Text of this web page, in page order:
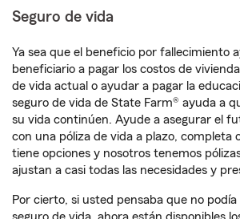
Seguro de vida
Ya sea que el beneficio por fallecimiento
beneficiario a pagar los costos de
de vida actual o ayudar a pagar la
seguro de vida de State Farm® ayuda a
su vida continúen. Ayude a asegurar el
con una póliza de vida a plazo, completa
tiene opciones y nosotros tenemos
ajustan a casi todas las necesidades y
Por cierto, si usted pensaba que no